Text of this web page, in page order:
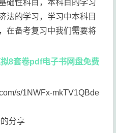
础性科目，本科目的学习
法的学习，学习中本科目
在备考复习中我们需要将
8套卷pdf电子书网盘免费
s/1NWFx-mkTV1QBde
分享